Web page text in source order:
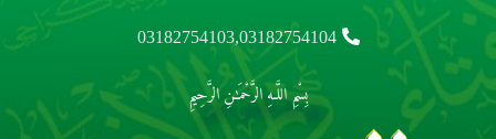
03182754103,03182754104
بِسْمِ اللَّـهِ الرَّحْمَـٰنِ الرَّحِيمِ